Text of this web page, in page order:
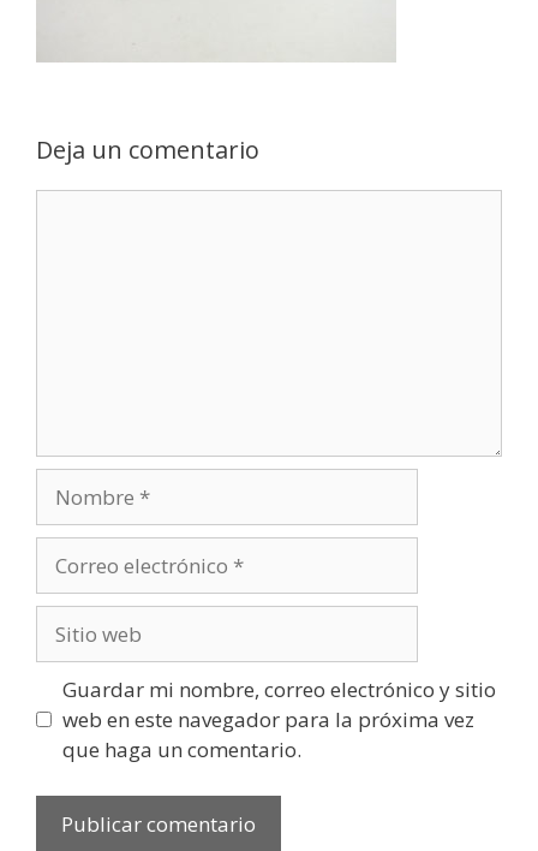
Deja un comentario
electrónico
web
Guardar mi nombre, correo electrónico y sitio
web en este navegador para la próxima vez
que haga un comentario.